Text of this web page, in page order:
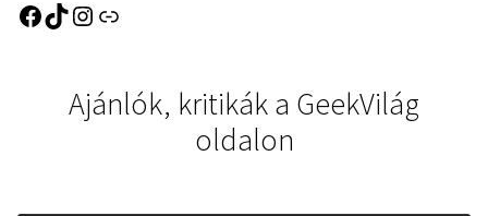
Ajánlók, kritikák a GeekVilág
oldalon